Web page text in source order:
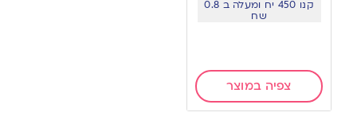
קנו 450 יח ומעלה ב 0.8
שח
צפיה במוצר